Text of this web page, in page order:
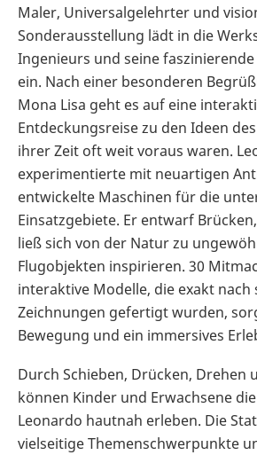
Maler, Universalgelehrter und
Sonderausstellung lädt in die
Ingenieurs und seine
ein. Nach einer besonderen
Mona Lisa geht es auf eine
Entdeckungsreise zu den Ideen
ihrer Zeit oft weit voraus waren.
experimentierte mit neuartigen
entwickelte Maschinen für die
Einsatzgebiete. Er entwarf
ließ sich von der Natur zu
Flugobjekten inspirieren. 30
interaktive Modelle, die exakt nach
Zeichnungen gefertigt wurden,
Bewegung und ein immersives
Durch Schieben, Drücken, Drehen
können Kinder und Erwachsene
Leonardo hautnah erleben. Die
vielseitige Themenschwerpunkte